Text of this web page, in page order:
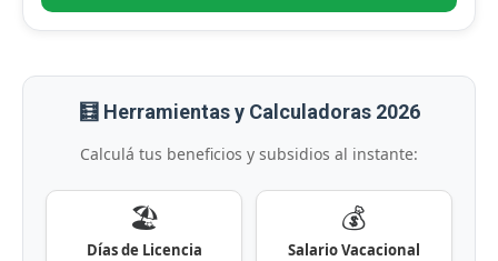
🧮 Herramientas y Calculadoras 2026
Calculá tus beneficios y subsidios al instante:
🏖️
Días de Licencia
💰
Salario Vacacional